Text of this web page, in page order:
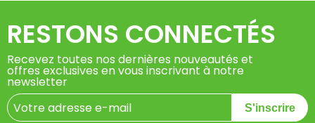
RESTONS CONNECTÉS
Recevez toutes nos dernières nouveautés et
offres exclusives en vous inscrivant à notre
newsletter
S'inscrire